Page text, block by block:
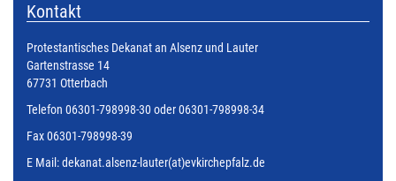
Kontakt
Protestantisches Dekanat an Alsenz und Lauter
Gartenstrasse 14
67731 Otterbach
Telefon 06301-798998-30 oder 06301-798998-34
Fax 06301-798998-39
E Mail:dekanat.alsenz-lauter(at)evkirchepfalz.de